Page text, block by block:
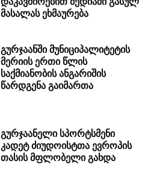
მასალას ეხმაურება
გურჯაანში მუნიციპალიტეტის
მერიის ერთი წლის
საქმიანობის ანგარიშის
წარდგენა გაიმართა
გურჯაანელი სპორტსმენი
კადეტ ძიუდოისტთა ევროპის
თასის მფლობელი გახდა